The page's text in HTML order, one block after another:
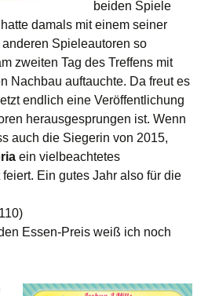
beiden Spiele
damals mit einem seiner
Spieleautoren so
zweiten Tag des Treffens mit
Nachbau auftauchte. Da freut es
endlich eine Veröffentlichung
herausgesprungen ist. Wenn
auch die Siegerin von 2015,
ein vielbeachtetes
Ein gutes Jahr also für die
Essen-Preis weiß ich noch